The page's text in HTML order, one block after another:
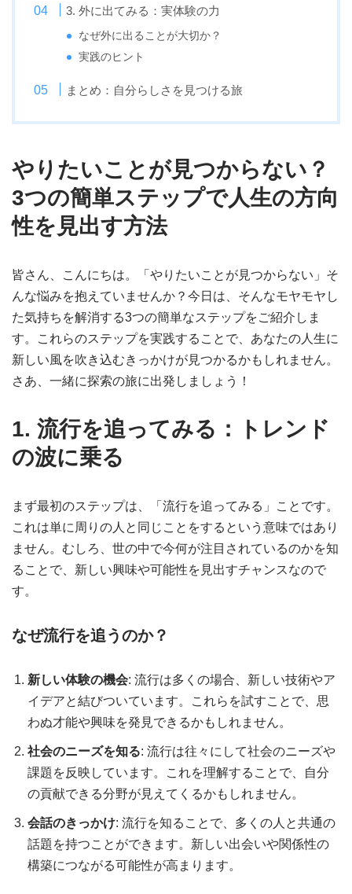
3. 外に出てみる：実体験の力
なぜ外に出ることが大切か？
実践のヒント
まとめ：自分らしさを見つける旅
やりたいことが見つからない？
3つの簡単ステップで人生の方向
性を見出す方法
皆さん、こんにちは。「やりたいことが見つからない」そ
んな悩みを抱えていませんか？今日は、そんなモヤモヤし
た気持ちを解消する3つの簡単なステップをご紹介しま
す。これらのステップを実践することで、あなたの人生に
新しい風を吹き込むきっかけが見つかるかもしれません。
さあ、一緒に探索の旅に出発しましょう！
1. 流行を追ってみる：トレンド
の波に乗る
まず最初のステップは、「流行を追ってみる」ことです。
これは単に周りの人と同じことをするという意味ではあり
ません。むしろ、世の中で今何が注目されているのかを知
ることで、新しい興味や可能性を見出すチャンスなので
す。
なぜ流行を追うのか？
新しい体験の機会: 流行は多くの場合、新しい技術やア
イデアと結びついています。これらを試すことで、思
わぬ才能や興味を発見できるかもしれません。
社会のニーズを知る: 流行は往々にして社会のニーズや
課題を反映しています。これを理解することで、自分
の貢献できる分野が見えてくるかもしれません。
会話のきっかけ: 流行を知ることで、多くの人と共通の
話題を持つことができます。新しい出会いや関係性の
構築につながる可能性が高まります。